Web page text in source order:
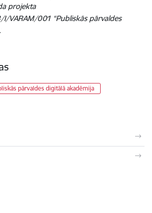
projekta
VARAM/001 “Publiskās pārvaldes
pārvaldes digitālā akadēmija